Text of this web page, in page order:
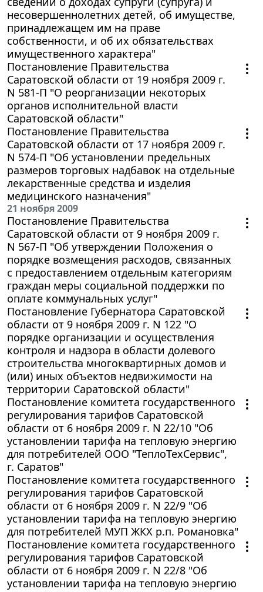
несовершеннолетних детей, об имуществе,
принадлежащем им на праве
собственности, и об их обязательствах
имущественного характера"
Постановление Правительства
Саратовской области от 19 ноября 2009 г.
N 581-П "О реорганизации некоторых
органов исполнительной власти
Саратовской области"
Постановление Правительства
Саратовской области от 17 ноября 2009 г.
N 574-П "Об установлении предельных
размеров торговых надбавок на отдельные
лекарственные средства и изделия
медицинского назначения"
21 ноября 2009
Постановление Правительства
Саратовской области от 9 ноября 2009 г.
N 567-П "Об утверждении Положения о
порядке возмещения расходов, связанных
с предоставлением отдельным категориям
граждан меры социальной поддержки по
оплате коммунальных услуг"
Постановление Губернатора Саратовской
области от 9 ноября 2009 г. N 122 "О
порядке организации и осуществления
контроля и надзора в области долевого
строительства многоквартирных домов и
(или) иных объектов недвижимости на
территории Саратовской области"
Постановление комитета государственного
регулирования тарифов Саратовской
области от 6 ноября 2009 г. N 22/10 "Об
установлении тарифа на тепловую энергию
для потребителей ООО "ТеплоТехСервис",
г. Саратов"
Постановление комитета государственного
регулирования тарифов Саратовской
области от 6 ноября 2009 г. N 22/9 "Об
установлении тарифа на тепловую энергию
для потребителей МУП ЖКХ р.п. Романовка"
Постановление комитета государственного
регулирования тарифов Саратовской
области от 6 ноября 2009 г. N 22/8 "Об
установлении тарифа на тепловую энергию